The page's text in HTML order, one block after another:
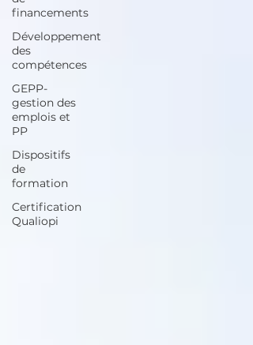
financements
Développement
des
compétences
GEPP-
gestion des
emplois et
PP
Dispositifs
de
formation
Certification
Qualiopi